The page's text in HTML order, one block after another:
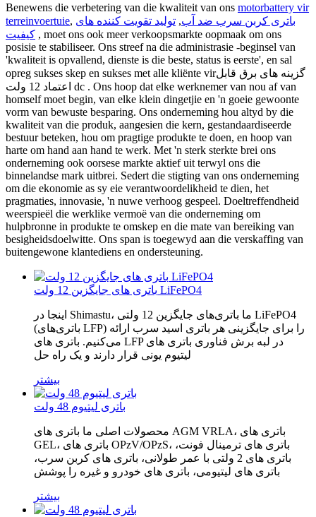
Benewens die verbetering van die kwaliteit van ons motorbattery vir
terreinvoertuie, باتری کربن سرب ضد آب, تولید تقویت کننده های
کیفیت , moet ons ook meer verkoopsmarkte oopmaak om ons
posisie te stabiliseer. Ons streef na die administrasie -beginsel van
'kwaliteit is opvallend, dienste is die beste, status is eerste', en sal
opreg sukses skep en sukses met alle kliënte virگزینه های برق قابل
اعتماد 12 ولت dc . Ons hoop dat elke werknemer van nou af van
homself moet begin, van elke klein dingetjie en 'n goeie gewoonte
vorm van bewuste besparing. Ons onderneming hou altyd by die
kwaliteit van die produk, aangesien die kern, gestandaardiseerde
bestuur beteken, hou om pragtige produkte te doen, en hoop van
harte om hand aan hand te werk. Met 'n sterk sterkte brei ons
onderneming ook oorsese markte aktief uit terwyl ons die
binnelandse mark uitbrei. Sedert die stigting van ons onderneming
om die ekonomie as sy eie verantwoordelikheid te dien, het
pragmaties, innovasie, 'n nuwe verhoog gespeel. Doeltreffendheid
weerspieël die werklike vermoë van die onderneming om
hulpbronne in produkte te omskep en die mate van bereiking van
besigheidsdoelwitte. Ons span is toegewyd aan die verskaffing van
buitengewone klantediens en ondersteuning.
باتری های جایگزین 12 ولت LiFePO4
اینجا در Shimastu، ما باتری‌های جایگزین 12 ولتی LiFePO4
(باتری‌های LFP) را برای جایگزینی هر باتری اسید سرب ارائه
می‌کنیم. باتری های LFP در لبه برش فناوری باتری های
لیتیوم یونی قرار دارند و یک راه حل
بیشتر
باتری لیتیوم 48 ولت
محصولات اصلی ما باتری های AGM VRLA، باتری های
GEL، باتری های OPzV/OPzS، باتری های ترمینال فونت،
باتری های 2 ولتی با عمر طولانی، باتری های کربن سرب،
باتری های لیتیومی، باتری های خودرو و غیره را پوشش
بیشتر